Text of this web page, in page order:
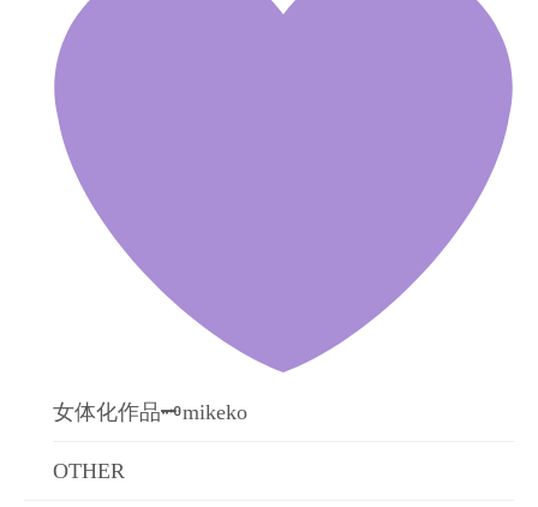
女体化作品🗝mikeko
OTHER